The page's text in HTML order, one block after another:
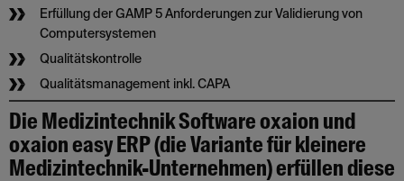
Erfüllung der GAMP 5 Anforderungen zur Validierung von
Computersystemen
Qualitätskontrolle
Qualitätsmanagement inkl. CAPA
Die Medizintechnik Software oxaion und
oxaion easy ERP (die Variante für kleinere
Medizintechnik-Unternehmen) erfüllen diese